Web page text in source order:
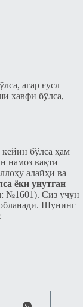
агар ғусл
хавфи бўлса,
бўлса ҳам
намоз вақти
алайҳи ва
ёки унутган
№1601). Сиз учун
Шунинг